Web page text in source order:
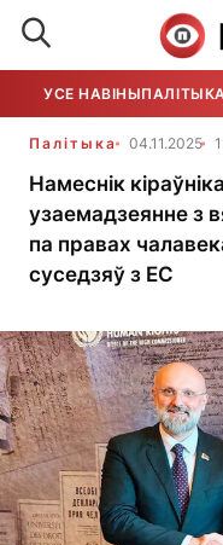
УСЕ НАВІНЫ
Палітыка 04.11.2025
Намеснік
узаемадзеянне з
па правах
суседзяў з ЕС